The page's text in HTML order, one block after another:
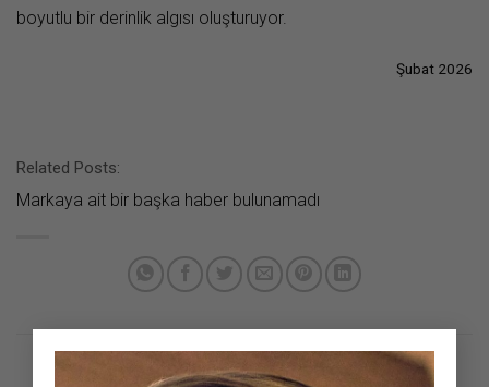
×
boyutlu bir derinlik algısı oluşturuyor.
Şubat 2026
Related Posts:
Markaya ait bir başka haber bulunamadı